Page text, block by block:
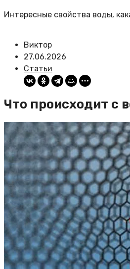
Интересные свойства воды,
Виктор
27.06.2026
Статьи
Что происходит с